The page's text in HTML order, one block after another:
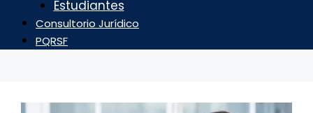
Estudiantes
Consultorio Jurídico
PQRSF